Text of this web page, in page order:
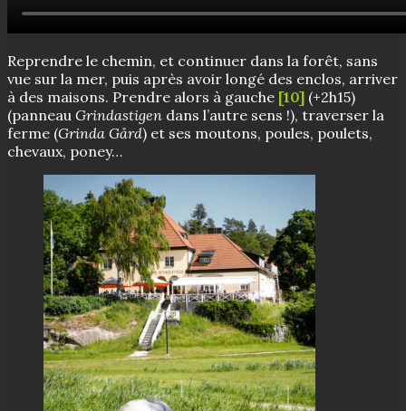
Reprendre le chemin, et continuer dans la forêt, sans
vue sur la mer, puis après avoir longé des enclos, arriver
à des maisons. Prendre alors à gauche [10] (+2h15)
(panneau Grindastigen dans l’autre sens !), traverser la
ferme (Grinda Gård) et ses moutons, poules, poulets,
chevaux, poney…